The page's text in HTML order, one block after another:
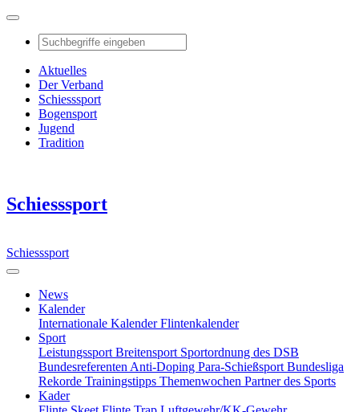
Aktuelles
Der Verband
Schiesssport
Bogensport
Jugend
Tradition
Schiesssport
Schiesssport
News
Kalender
Internationale KalenderFlintenkalender
Sport
Leistungssport Breitensport Sportordnung des DSB
Bundesreferenten Anti-Doping Para-Schießsport Bundesliga
Rekorde Trainingstipps Themenwochen Partner des Sports
Kader